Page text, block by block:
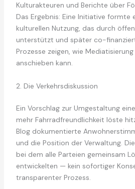
Kulturakteuren und Berichte über
Das Ergebnis: Eine Initiative formte
kulturellen Nutzung, das durch
unterstützt und später co-
Prozesse zeigen, wie
anschieben kann.
2. Die Verkehrsdiskussion
Ein Vorschlag zur Umgestaltung
mehr Fahrradfreundlichkeit löste
Blog dokumentierte
und die Position der Verwaltung.
bei dem alle Parteien gemeinsam
entwickelten — kein sofortiger
transparenter Prozess.